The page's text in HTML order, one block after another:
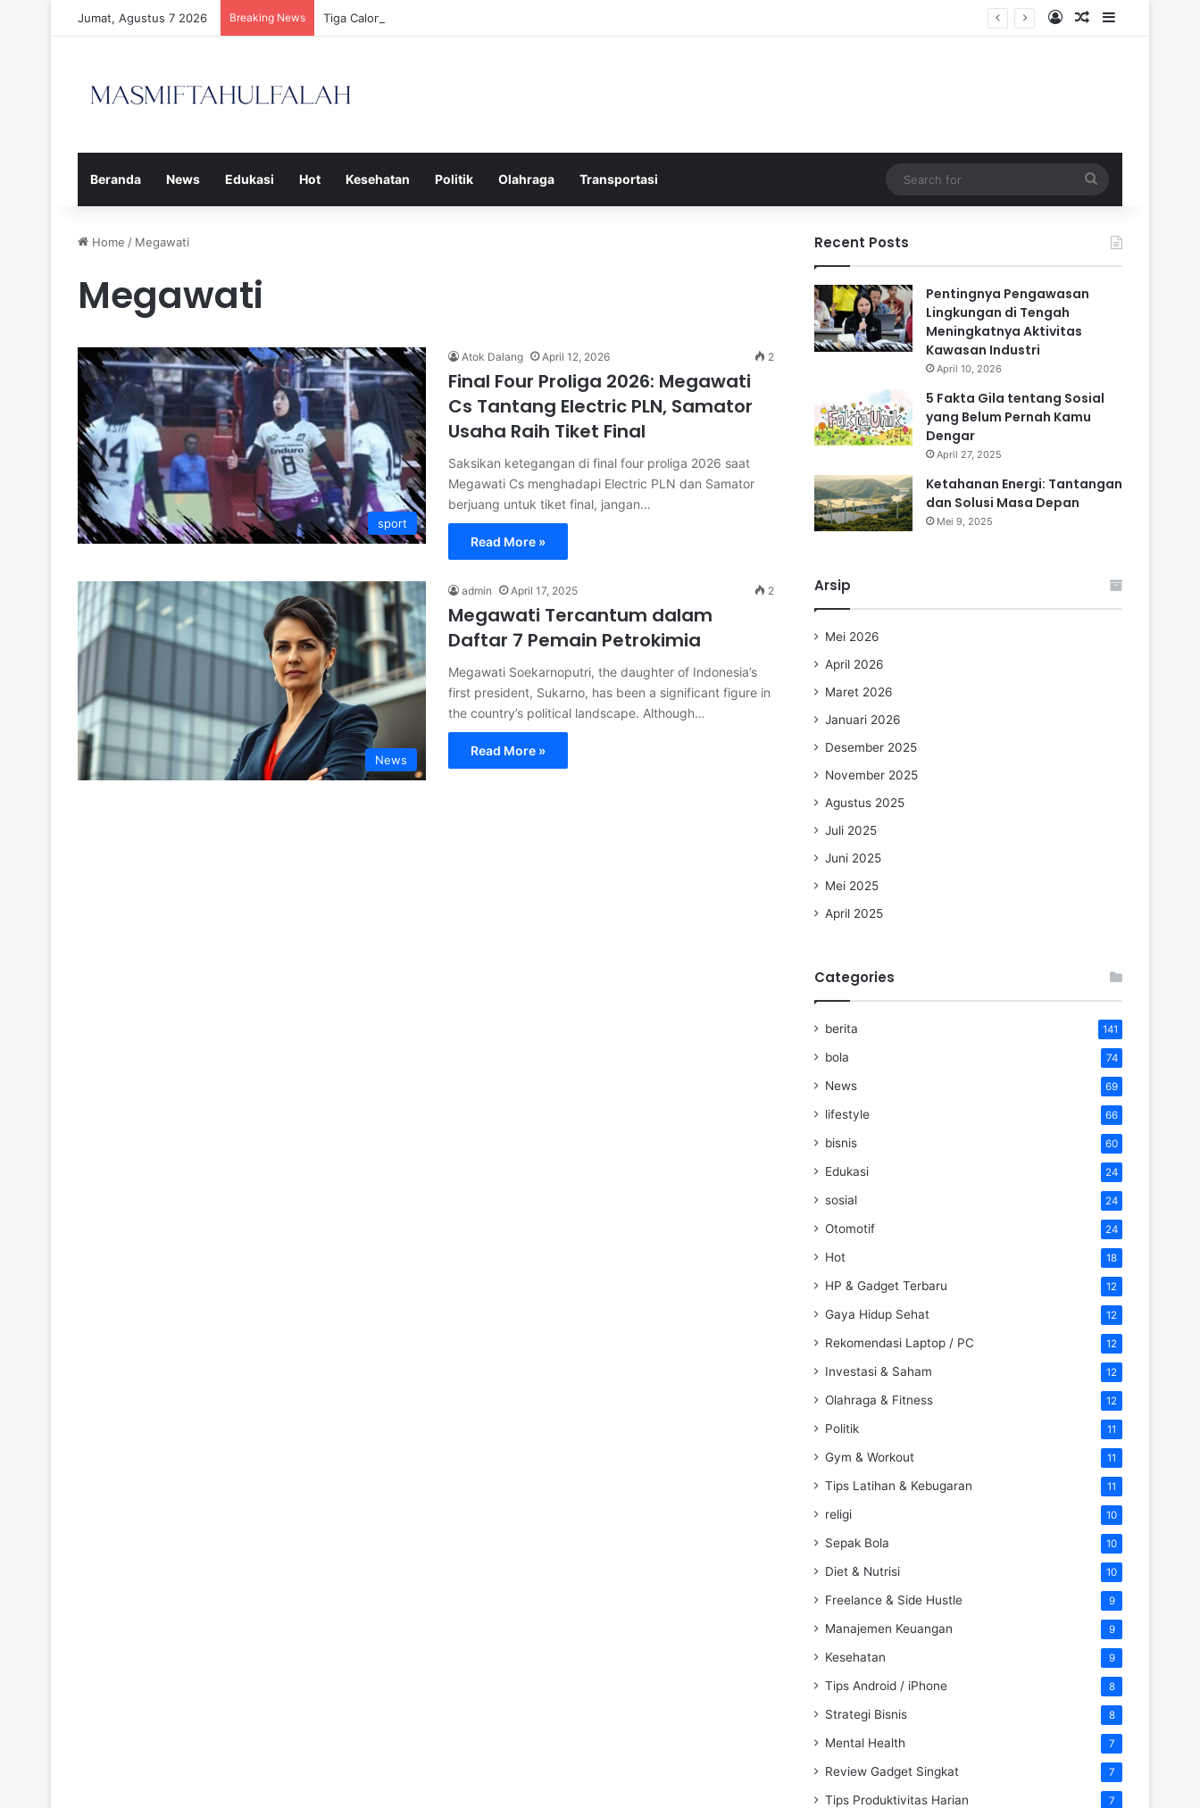
Jumat, Agustus 7 2026 Breaking News Tiga Calon Pelatih Chelsea yang Berpotensi Memimpin Tim di Musim Depan Log InRandom Article
Sidebar
Beranda News Edukasi Hot Kesehatan Politik Olahraga Transportasi
for
Home / Megawati
Megawati
sport
Atok Dalang April 12, 2026 2
Final Four Proliga 2026: Megawati
Cs Tantang Electric PLN, Samator
Usaha Raih Tiket Final
Saksikan ketegangan di final four proliga 2026 saat
Megawati Cs menghadapi Electric PLN dan Samator
berjuang untuk tiket final, jangan…
Read More »
News
admin April 17, 2025 2
Megawati Tercantum dalam
Daftar 7 Pemain Petrokimia
Megawati Soekarnoputri, the daughter of Indonesia’s
first president, Sukarno, has been a significant figure in
the country’s political landscape. Although…
Read More »
Recent Posts
Pentingnya Pengawasan
Lingkungan di Tengah
Meningkatnya Aktivitas
Kawasan Industri
April 10, 2026
5 Fakta Gila tentang Sosial
yang Belum Pernah Kamu
Dengar
April 27, 2025
Ketahanan Energi: Tantangan
dan Solusi Masa Depan
Mei 9, 2025
Arsip
Mei 2026
April 2026
Maret 2026
Januari 2026
Desember 2025
November 2025
Agustus 2025
Juli 2025
Juni 2025
Mei 2025
April 2025
Categories
berita 141
bola 74
News 69
lifestyle 66
bisnis 60
Edukasi 24
sosial 24
Otomotif 24
Hot 18
HP & Gadget Terbaru 12
Gaya Hidup Sehat 12
Rekomendasi Laptop / PC 12
Investasi & Saham 12
Olahraga & Fitness 12
Politik 11
Gym & Workout 11
Tips Latihan & Kebugaran 11
religi 10
Sepak Bola 10
Diet & Nutrisi 10
Freelance & Side Hustle 9
Manajemen Keuangan 9
Kesehatan 9
Tips Android / iPhone 8
Strategi Bisnis 8
Mental Health 7
Review Gadget Singkat 7
Tips Produktivitas Harian 7